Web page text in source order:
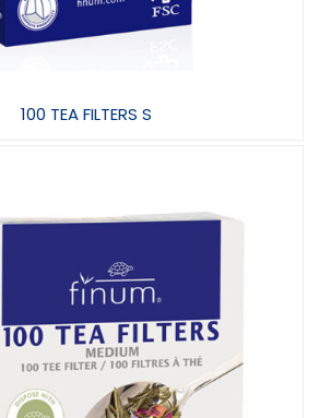
100 TEA FILTERS S